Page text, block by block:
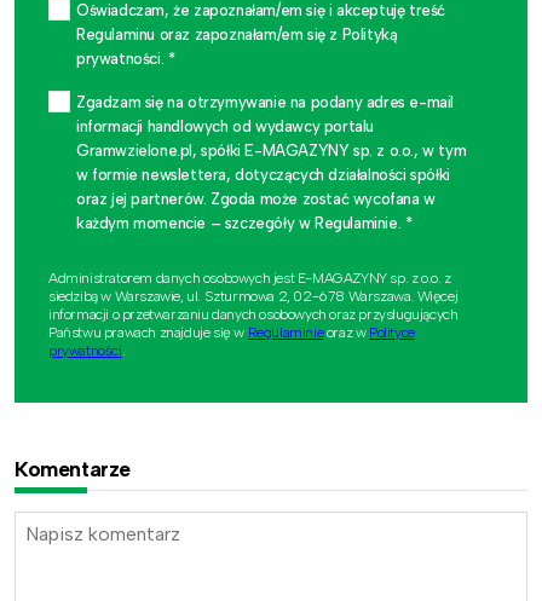
Oświadczam, że zapoznałam/em się i akceptuję treść
Regulaminu oraz zapoznałam/em się z Polityką
prywatności. *
Zgadzam się na otrzymywanie na podany adres e-mail
informacji handlowych od wydawcy portalu
Gramwzielone.pl, spółki E-MAGAZYNY sp. z o.o., w tym
w formie newslettera, dotyczących działalności spółki
oraz jej partnerów. Zgoda może zostać wycofana w
każdym momencie – szczegóły w Regulaminie. *
Administratorem danych osobowych jest E-MAGAZYNY sp. z o.o. z
siedzibą w Warszawie, ul. Szturmowa 2, 02-678 Warszawa. Więcej
informacji o przetwarzaniu danych osobowych oraz przysługujących
Państwu prawach znajduje się w Regulaminieoraz w Polityce
prywatności.
Komentarze